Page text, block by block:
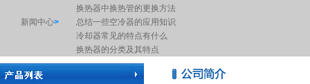
新闻中心>
换热器中换热管的更换方法
总结一些空冷器的应用知识
冷却器常见的特点有什么
换热器的分类及其特点
冷却器的启动是大家容易忽视的细节
常用板式换热器的分类